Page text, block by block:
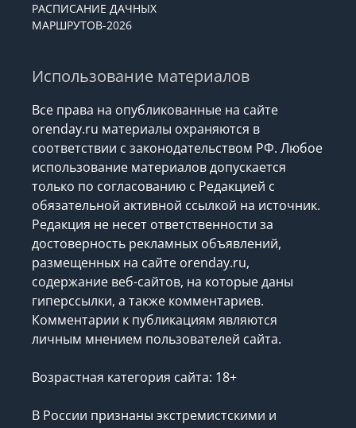
РАСПИСАНИЕ ДАЧНЫХ
МАРШРУТОВ-2026
Использование материалов
Все права на опубликованные на сайте
orenday.ru материалы охраняются в
соответствии с законодательством РФ. Любое
использование материалов допускается
только по согласованию с Редакцией с
обязательной активной ссылкой на источник.
Редакция не несет ответственности за
достоверность рекламных объявлений,
размещенных на сайте orenday.ru,
содержание веб-сайтов, на которые даны
гиперссылки, а также комментариев.
Комментарии к публикациям являются
личным мнением пользователей сайта.
Возрастная категория сайта: 18+
В России признаны экстремистскими и